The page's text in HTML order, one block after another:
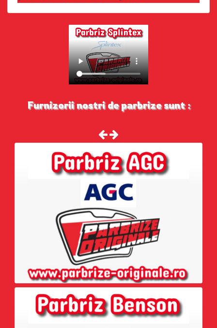
Furnizorii nostri de parbrize sunt :